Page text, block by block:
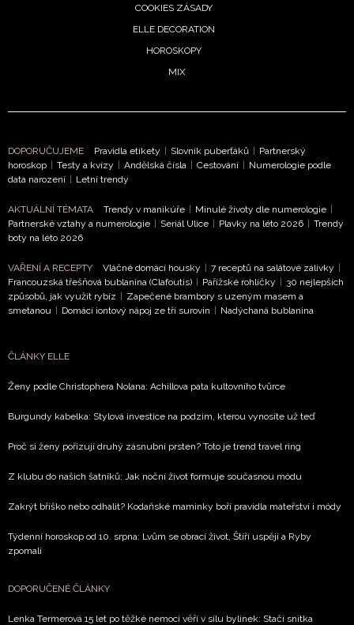
COOKIES ZÁSADY
ELLE DECORATION
HOROSKOPY
MIX
DOPORUČUJEME Pravidla etikety | Slovník puberťáků | Partnerský
horoskop | Testy a kvízy | Andělská čísla | Cestování | Numerologie podle
data narození | Letní trendy
AKTUÁLNÍ TÉMATA Trendy v manikúře | Minulé životy dle numerologie |
Partnerské vztahy a numerologie | Seriál Ulice | Plavky na léto 2026 | Trendy
boty na léto 2026
VAŘENÍ A RECEPTY Vláčné domácí housky | 7 receptů na salátové zálivky |
Francouzská třešňová bublanina (Clafoutis) | Pařížské rohlíčky | 30 nejlepších
způsobů, jak využít rybíz | Zapečené brambory s uzeným masem a
smetanou | Domácí iontový nápoj ze tří surovin | Nadýchaná bublanina
ČLÁNKY ELLE
Ženy podle Christophera Nolana: Achillova pata kultovního tvůrce
Burgundy kabelka: Stylová investice na podzim, kterou vynosíte už teď
Proč si ženy pořizují druhý zásnubní prsten? Toto je trend travel ring
Z klubu do našich šatníků: Jak noční život formuje současnou módu
Zakrýt bříško nebo odhalit? Kodaňské maminky boří pravidla mateřství i módy
Týdenní horoskop od 10. srpna: Lvům se obrací život, Štíři uspějí a Ryby
zpomalí
DOPORUČENÉ ČLÁNKY
Lenka Termerová 15 let po těžké nemoci věří v sílu bylinek: Stačí snítka